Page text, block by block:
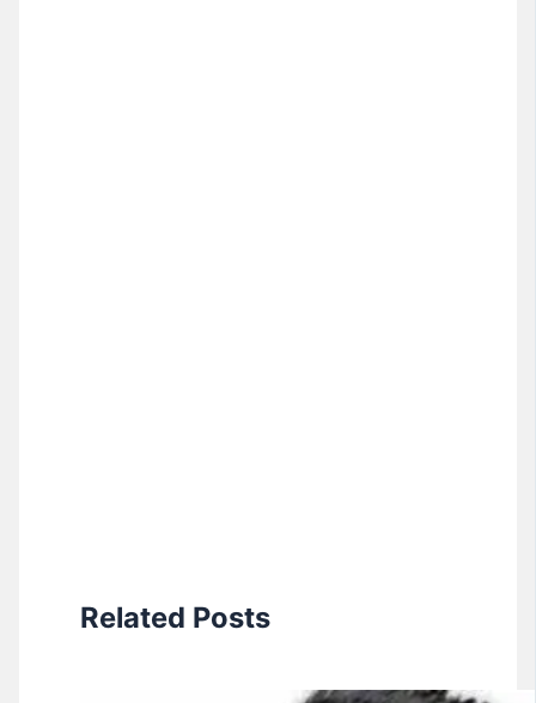
Related Posts